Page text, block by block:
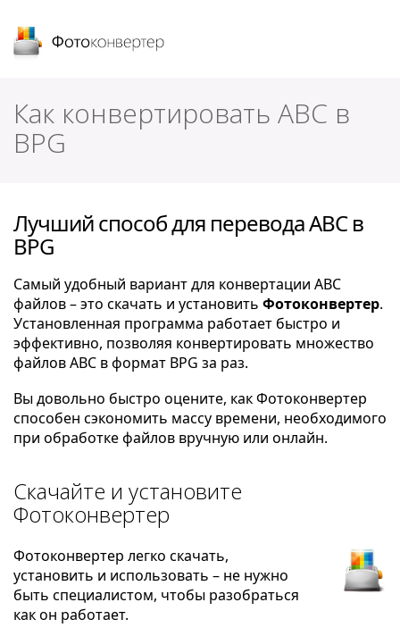
Как конвертировать ABC в
BPG
Лучший способ для перевода ABC в
BPG
Самый удобный вариант для конвертации ABC
файлов – это скачать и установить Фотоконвертер.
Установленная программа работает быстро и
эффективно, позволяя конвертировать множество
файлов ABC в формат BPG за раз.
Вы довольно быстро оцените, как Фотоконвертер
способен сэкономить массу времени, необходимого
при обработке файлов вручную или онлайн.
Скачайте и установите
Фотоконвертер
Фотоконвертер легко скачать,
установить и использовать – не нужно
быть специалистом, чтобы разобраться
как он работает.